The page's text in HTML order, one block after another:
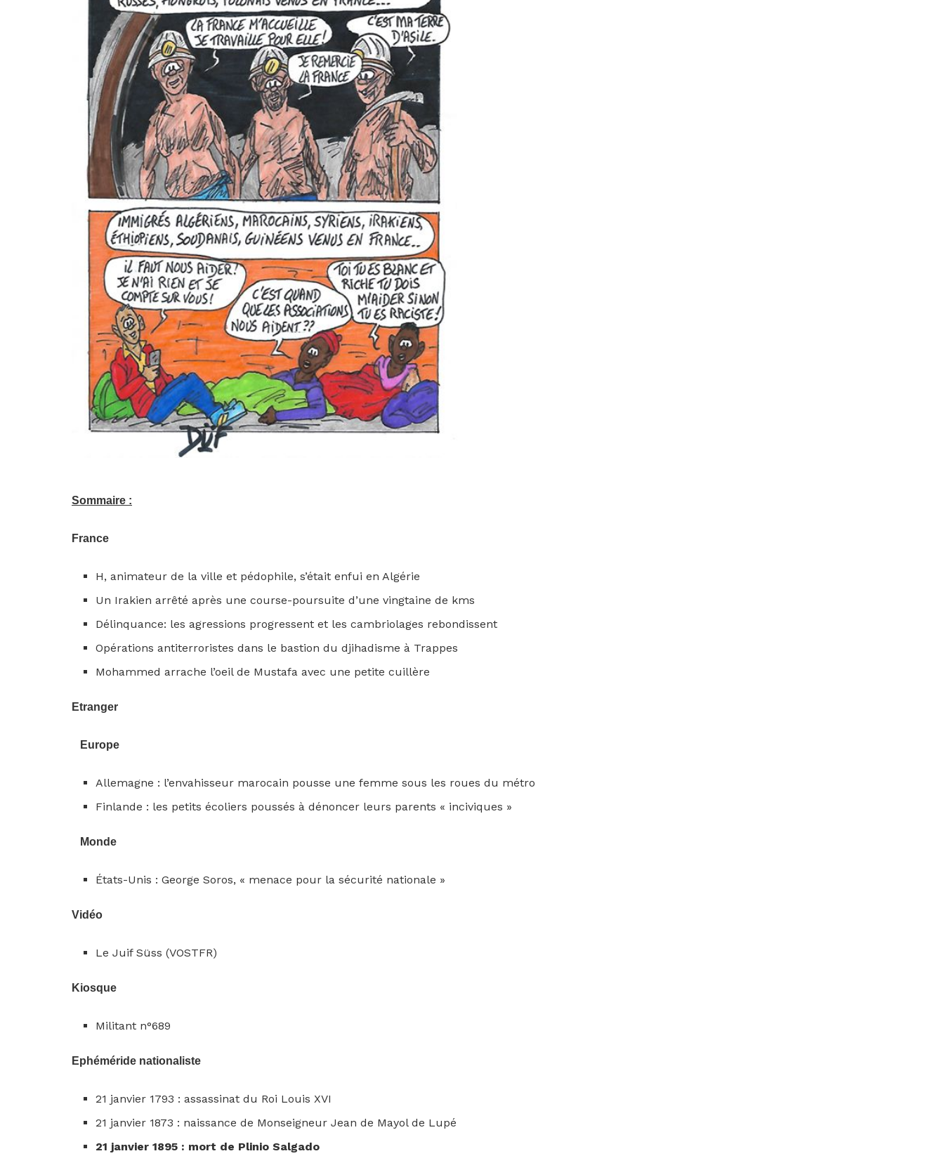
Sommaire :
France
H, animateur de la ville et pédophile, s’était enfui en Algérie
Un Irakien arrêté après une course-poursuite d’une vingtaine de kms
Délinquance: les agressions progressent et les cambriolages rebondissent
Opérations antiterroristes dans le bastion du djihadisme à Trappes
Mohammed arrache l’oeil de Mustafa avec une petite cuillère
Etranger
Europe
Allemagne : l’envahisseur marocain pousse une femme sous les roues du métro
Finlande : les petits écoliers poussés à dénoncer leurs parents « inciviques »
Monde
États-Unis : George Soros, « menace pour la sécurité nationale »
Vidéo
Le Juif Süss (VOSTFR)
Kiosque
Militant n°689
Ephéméride nationaliste
21 janvier 1793 : assassinat du Roi Louis XVI
21 janvier 1873 : naissance de Monseigneur Jean de Mayol de Lupé
21 janvier 1895 : mort de Plinio Salgado